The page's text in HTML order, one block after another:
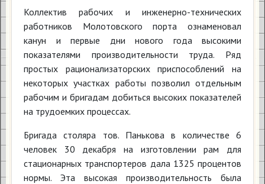
Коллектив рабочих и инженерно-технических
работников Молотовского порта ознаменовал
канун и первые дни нового года высокими
показателями производительности труда. Ряд
простых рационализаторских приспособлений на
некоторых участках работы позволил отдельным
рабочим и бригадам добиться высоких показателей
на трудоемких процессах.
Бригада столяра тов. Панькова в количестве 6
человек 30 декабря на изготовлении рам для
стационарных транспортеров дала 1325 процентов
нормы. Эта высокая производительность была